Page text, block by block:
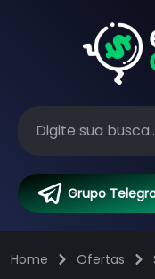
Grupo
Home Ofertas